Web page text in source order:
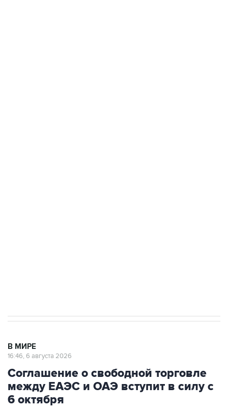
В МИРЕ
16:46, 6 августа 2026
Соглашение о свободной торговле
между ЕАЭС и ОАЭ вступит в силу с
6 октября